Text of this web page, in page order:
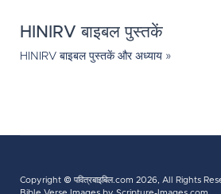
HINIRV बाइबल पुस्तकें
HINIRV बाइबल पुस्तकें और अध्याय »
Copyright © पवित्रबाइबिल.com 2026, All Rights